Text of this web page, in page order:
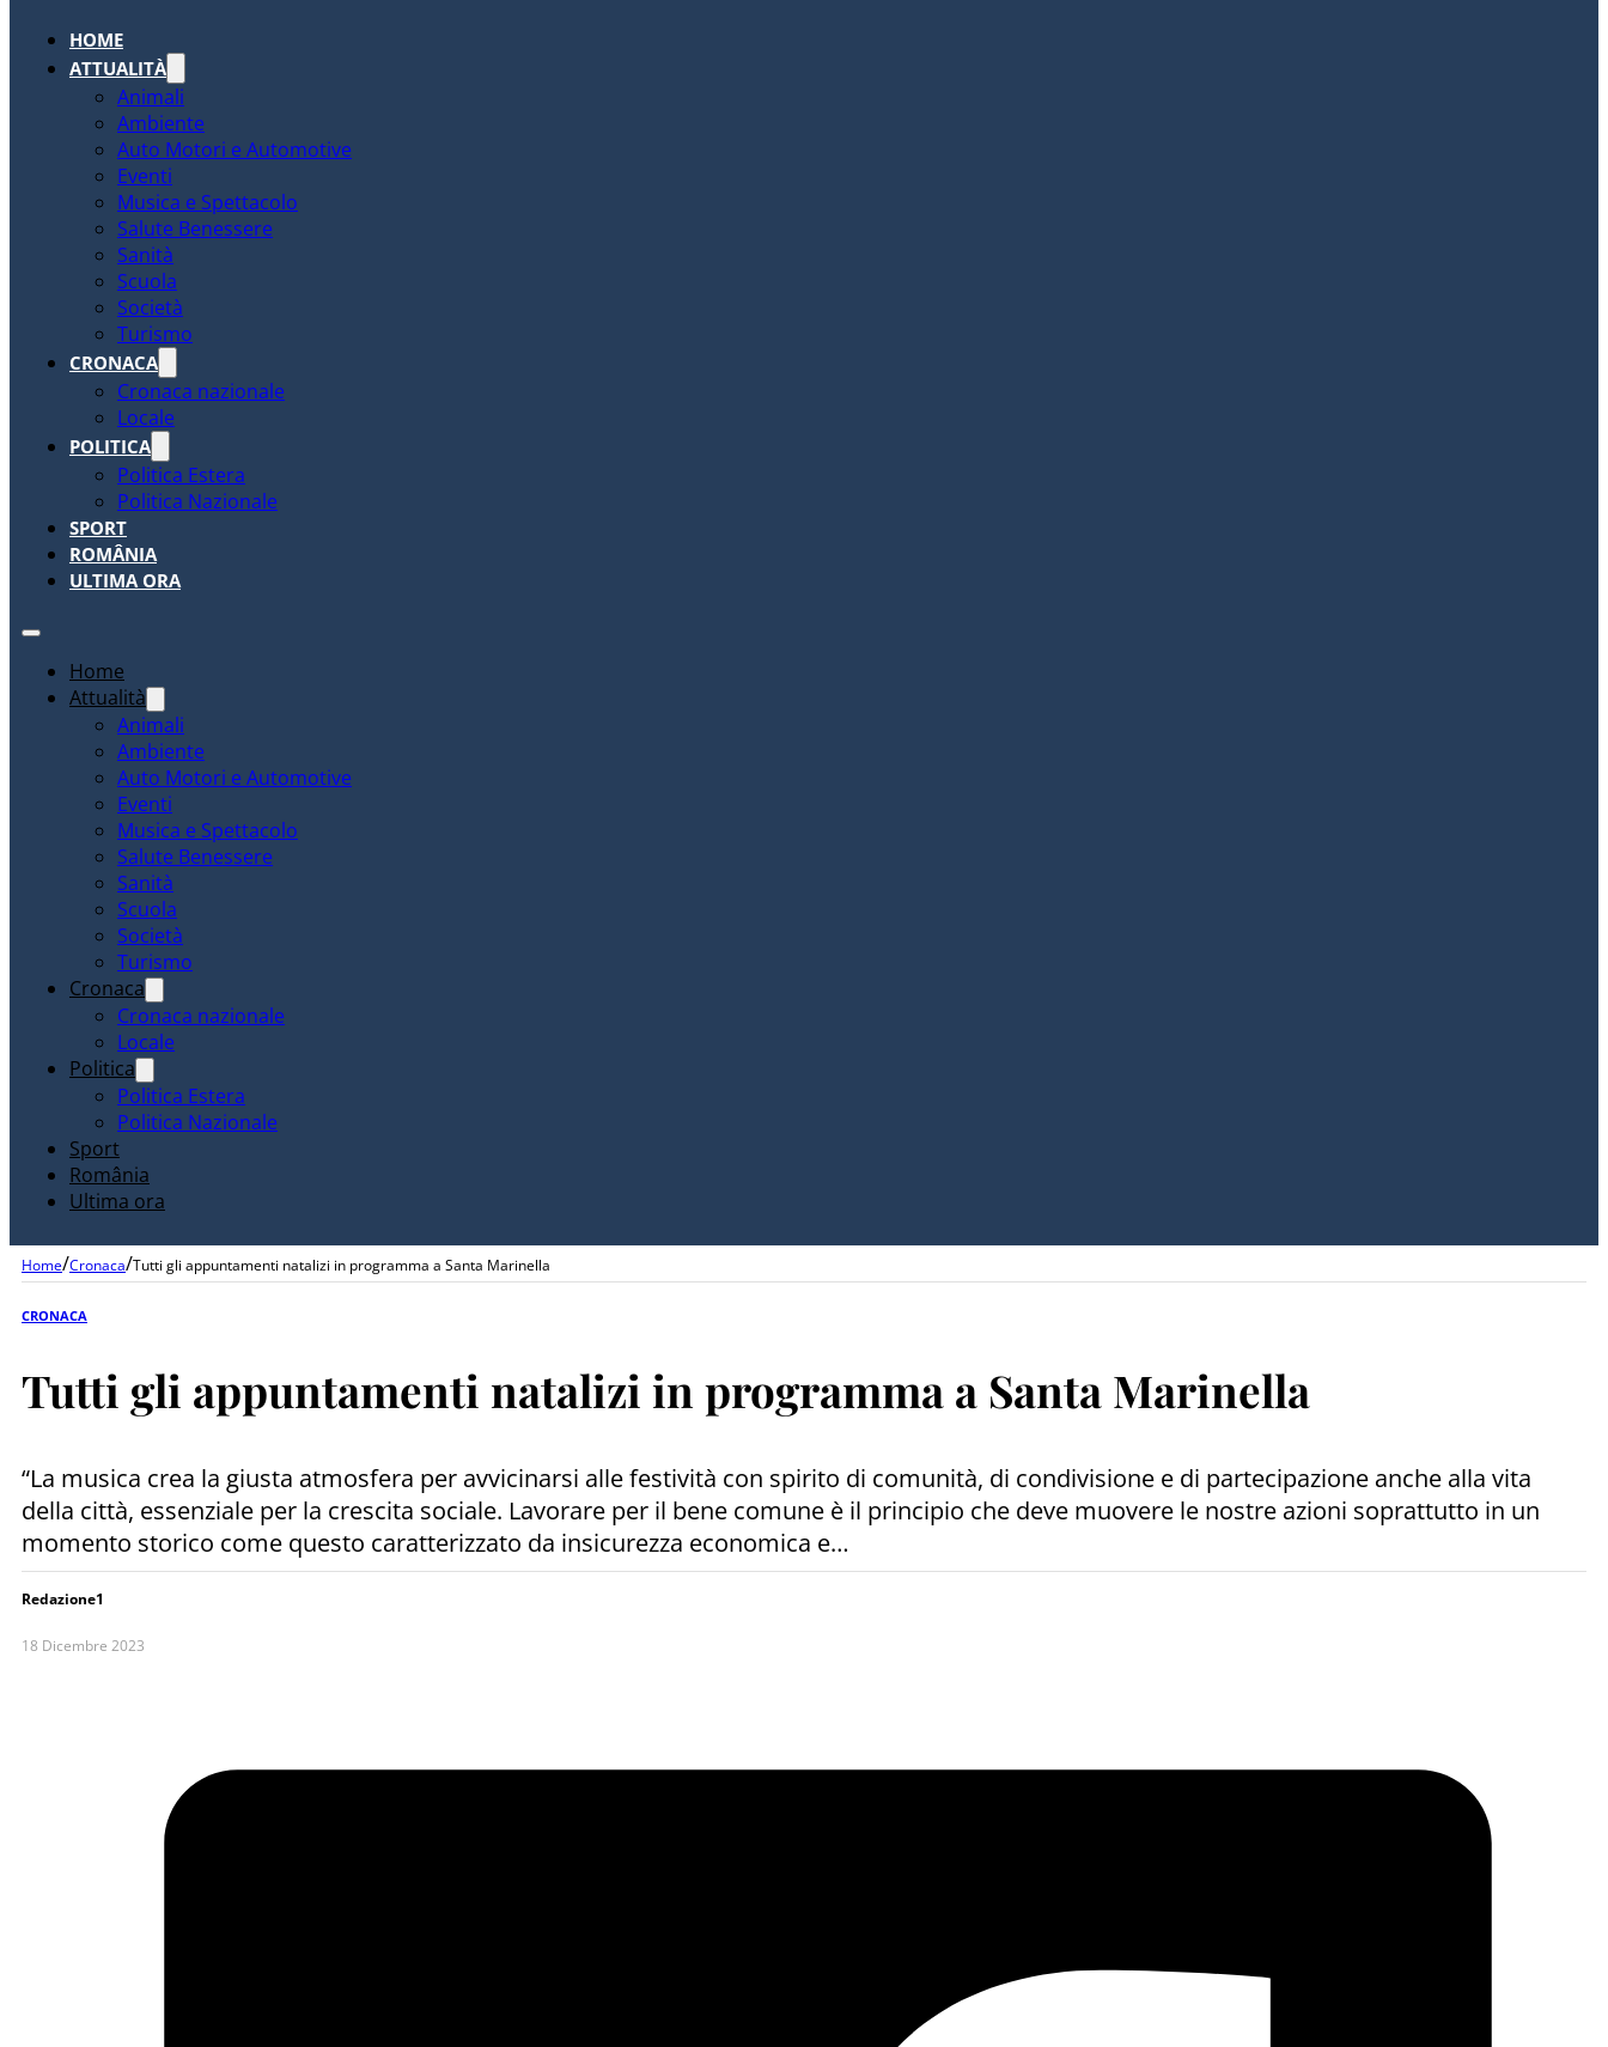
HOME
ATTUALITÀ
Animali
Ambiente
Auto Motori e Automotive
Eventi
Musica e Spettacolo
Salute Benessere
Sanità
Scuola
Società
Turismo
CRONACA
Cronaca nazionale
Locale
POLITICA
Politica Estera
Politica Nazionale
SPORT
ROMÂNIA
ULTIMA ORA
Home
Attualità
Animali
Ambiente
Auto Motori e Automotive
Eventi
Musica e Spettacolo
Salute Benessere
Sanità
Scuola
Società
Turismo
Cronaca
Cronaca nazionale
Locale
Politica
Politica Estera
Politica Nazionale
Sport
România
Ultima ora
Home/Cronaca/Tutti gli appuntamenti natalizi in programma a Santa Marinella
CRONACA
Tutti gli appuntamenti natalizi in programma a Santa Marinella
“La musica crea la giusta atmosfera per avvicinarsi alle festività con spirito di comunità, di condivisione e di partecipazione anche alla vita
della città, essenziale per la crescita sociale. Lavorare per il bene comune è il principio che deve muovere le nostre azioni soprattutto in un
momento storico come questo caratterizzato da insicurezza economica e…
Redazione1
18 Dicembre 2023